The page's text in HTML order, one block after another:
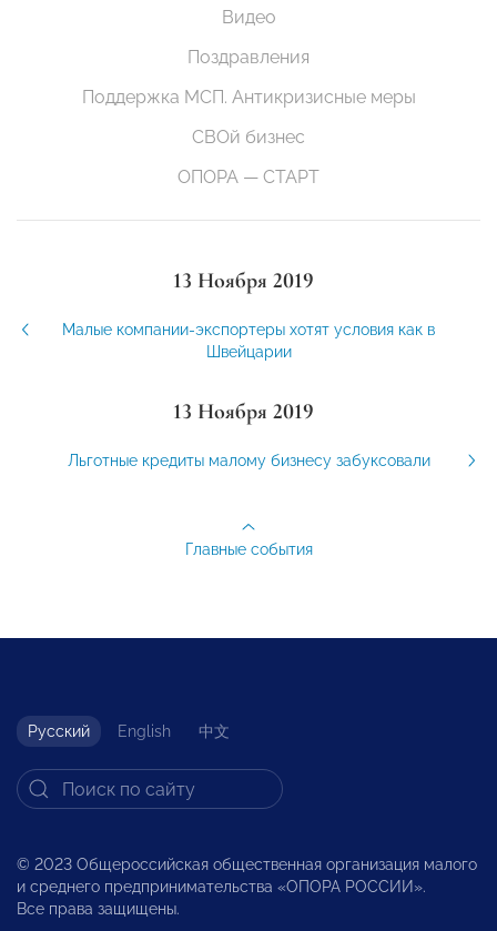
Видео
Поздравления
Поддержка МСП. Антикризисные меры
СВОй бизнес
ОПОРА — СТАРТ
13 Ноября 2019
Малые компании-экспортеры хотят условия как в
Швейцарии
13 Ноября 2019
Льготные кредиты малому бизнесу забуксовали
Главные события
Русский English 中文
© 2023 Общероссийская общественная организация малого
и среднего предпринимательства «ОПОРА РОССИИ».
Все права защищены.